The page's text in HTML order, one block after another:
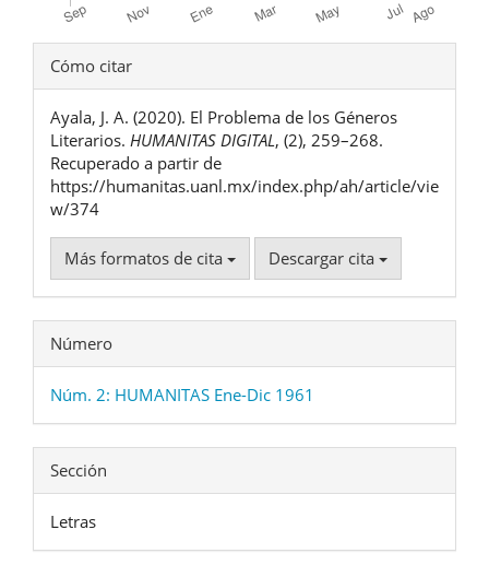
Detalles
del
artículo
Cómo citar
Ayala, J. A. (2020). El Problema de los Géneros
Literarios. HUMANITAS DIGITAL, (2), 259–268.
Recuperado a partir de
https://humanitas.uanl.mx/index.php/ah/article/vie
w/374
Más formatos de cita Descargar cita
Número
Núm. 2: HUMANITAS Ene-Dic 1961
Sección
Letras